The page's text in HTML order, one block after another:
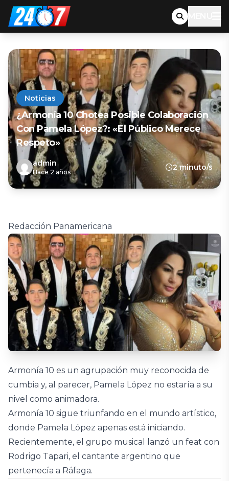
MENU
Noticias
¿Armonía 10 Chotea Posible Colaboración
Con Pamela López?: «El Público Merece
Respeto»
admin
Hace 2 años
2 minuto/s
Redacción Panamericana
Armonía 10 es un agrupación muy reconocida de
cumbia y, al parecer, Pamela López no estaría a su
nivel como animadora.
Armonía 10 sigue triunfando en el mundo artístico,
donde Pamela López apenas está iniciando.
Recientemente, el grupo musical lanzó un feat con
Rodrigo Tapari, el cantante argentino que
pertenecía a Ráfaga.